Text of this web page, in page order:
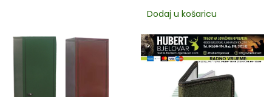
Dodaj u košaricu